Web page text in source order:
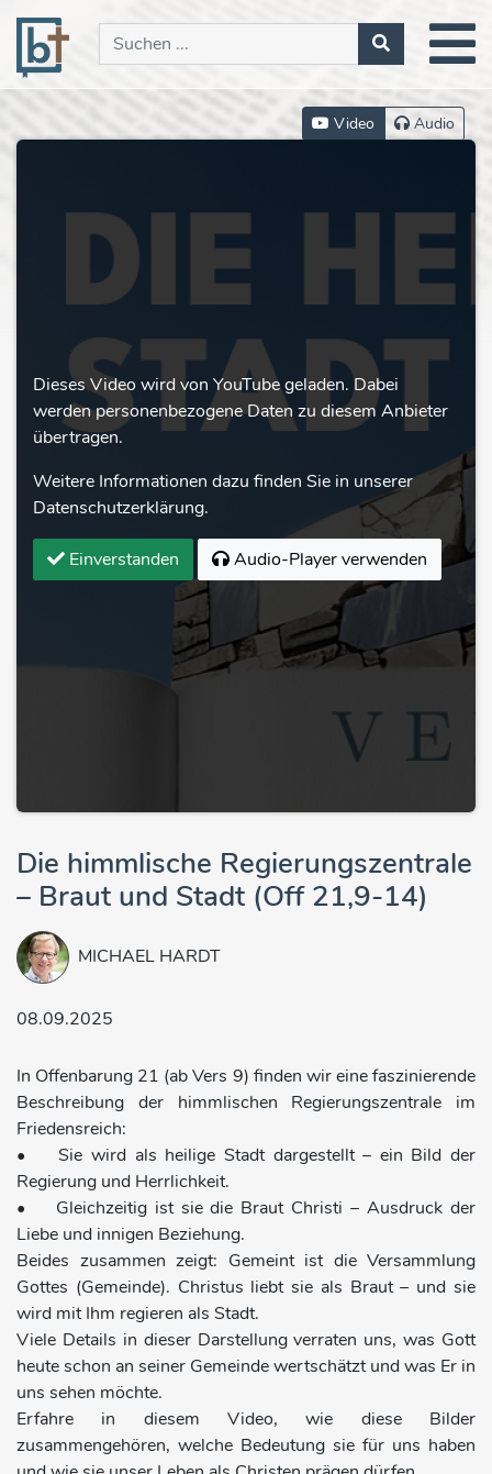
Video Audio
Dieses Video wird von YouTube geladen. Dabei
werden personenbezogene Daten zu diesem Anbieter
übertragen.
Weitere Informationen dazu finden Sie in unserer
Datenschutzerklärung.
Einverstanden Audio-Player verwenden
Die himmlische Regierungszentrale
– Braut und Stadt (Off 21,9-14)
MICHAEL HARDT
08.09.2025
In Offenbarung 21 (ab Vers 9) finden wir eine faszinierende
Beschreibung der himmlischen Regierungszentrale im
Friedensreich:
• Sie wird als heilige Stadt dargestellt – ein Bild der
Regierung und Herrlichkeit.
• Gleichzeitig ist sie die Braut Christi – Ausdruck der
Liebe und innigen Beziehung.
Beides zusammen zeigt: Gemeint ist die Versammlung
Gottes (Gemeinde). Christus liebt sie als Braut – und sie
wird mit Ihm regieren als Stadt.
Viele Details in dieser Darstellung verraten uns, was Gott
heute schon an seiner Gemeinde wertschätzt und was Er in
uns sehen möchte.
Erfahre in diesem Video, wie diese Bilder
zusammengehören, welche Bedeutung sie für uns haben